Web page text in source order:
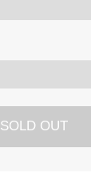
SOLD OUT